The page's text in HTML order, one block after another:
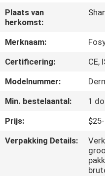
ONS
NEEM
CONTACT
MET
Plaats van
herkomst:
Merknaam:
Certificering:
CE,
Modelnummer:
Min. bestelaantal:
1
Prijs:
Verpakking Details: